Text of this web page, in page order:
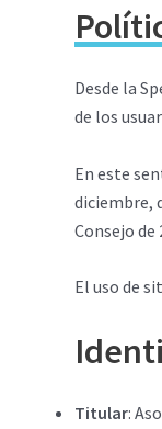
Desde la
de los
En este
diciembre,
Consejo de
El uso de
Titular: